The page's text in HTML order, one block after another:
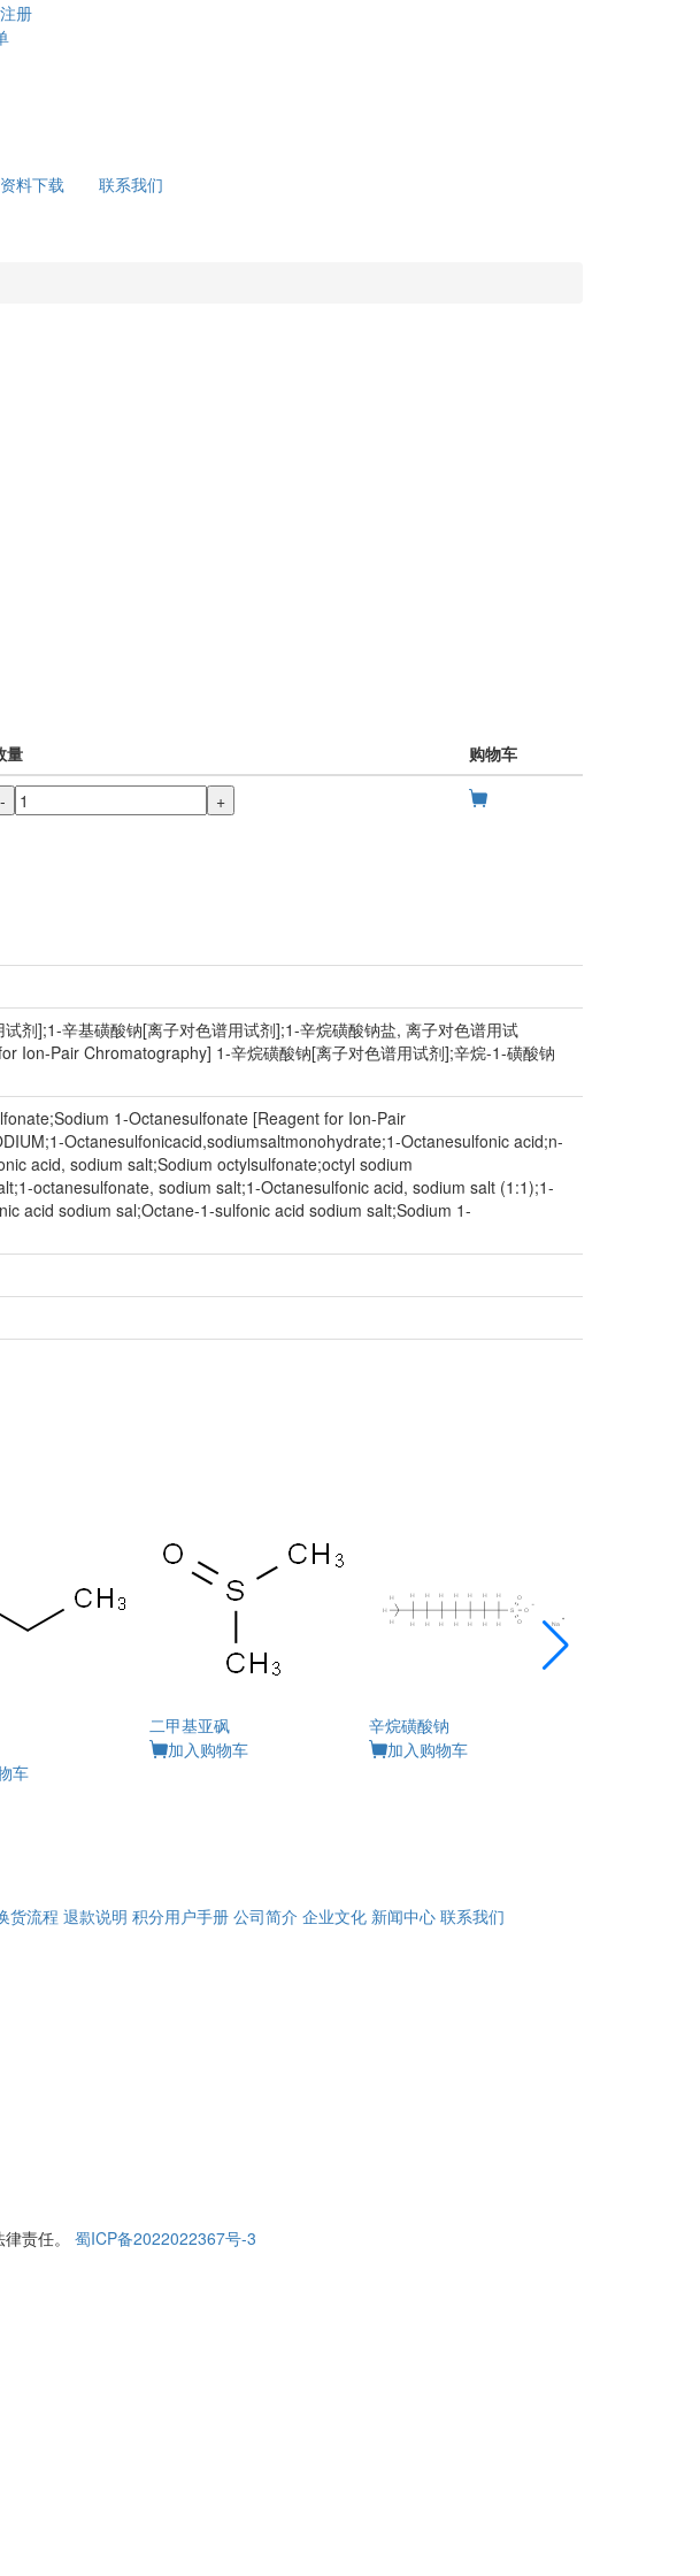
注册
资料下载 联系我们
量
购物车
- +
剂];1-辛基磺酸钠[离子对色谱用试剂];1-辛烷磺酸钠盐, 离子对色谱用试
Ion-Pair Chromatography] 1-辛烷磺酸钠[离子对色谱用试剂];辛烷-1-磺酸钠
1-Octanesulfonate [Reagent for Ion-Pair
Octanesulfonicacid,sodiumsaltmonohydrate;1-Octanesulfonic acid;n-
acid, sodium salt;Sodium octylsulfonate;octyl sodium
octanesulfonate, sodium salt;1-Octanesulfonic acid, sodium salt (1:1);1-
acid sodium sal;Octane-1-sulfonic acid sodium salt;Sodium 1-
车
二甲基亚砜
加入购物车
辛烷磺酸钠
加入购物车
货流程 退款说明 积分用户手册 公司简介 企业文化 新闻中心 联系我们
责任。 蜀ICP备2022022367号-3